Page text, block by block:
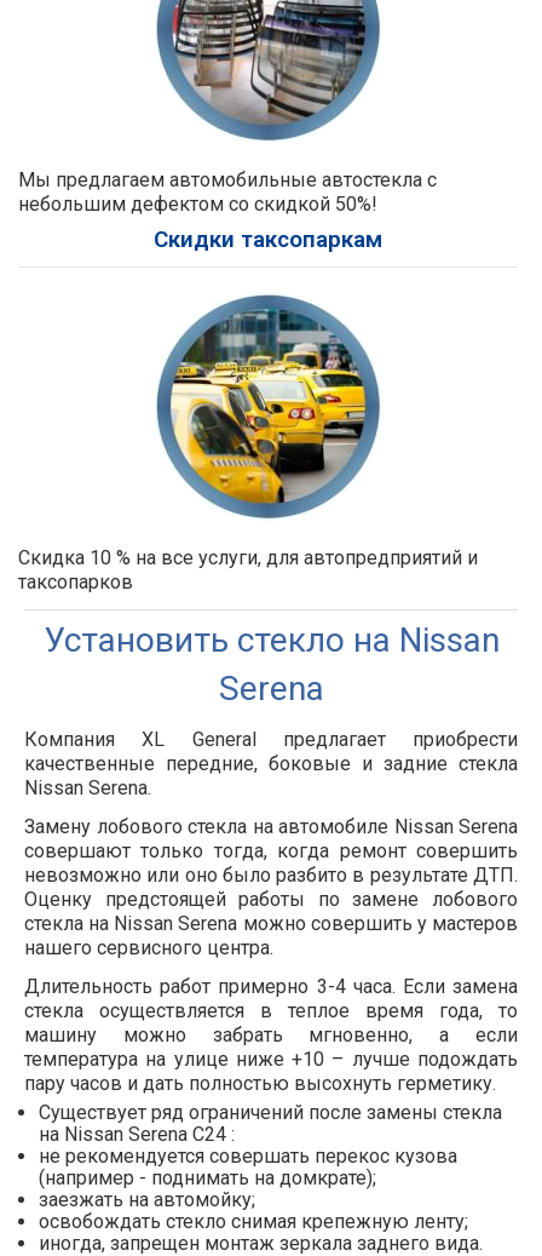
Мы предлагаем автомобильные автостекла с
небольшим дефектом со скидкой 50%!
Скидки таксопаркам
Скидка 10 % на все услуги, для автопредприятий и
таксопарков
Установить стекло на Nissan
Serena
Компания XL General предлагает приобрести
качественные передние, боковые и задние стекла
Nissan Serena.
Замену лобового стекла на автомобиле Nissan Serena
совершают только тогда, когда ремонт совершить
невозможно или оно было разбито в результате ДТП.
Оценку предстоящей работы по замене лобового
стекла на Nissan Serena можно совершить у мастеров
нашего сервисного центра.
Длительность работ примерно 3-4 часа. Если замена
стекла осуществляется в теплое время года, то
машину можно забрать мгновенно, а если
температура на улице ниже +10 – лучше подождать
пару часов и дать полностью высохнуть герметику.
Существует ряд ограничений после замены стекла
на Nissan Serena С24 :
не рекомендуется совершать перекос кузова
(например - поднимать на домкрате);
заезжать на автомойку;
освобождать стекло снимая крепежную ленту;
иногда, запрещен монтаж зеркала заднего вида.